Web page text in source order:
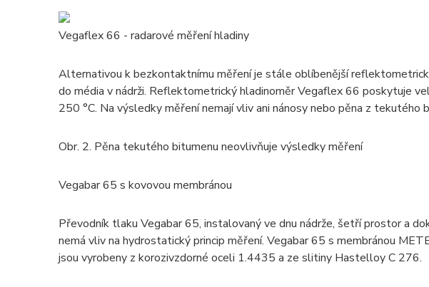
Vegaflex 66 - radarové měření hladiny
Alternativou k bezkontaktnímu měření je stále oblíbenější
do média v nádrži. Reflektometrický hladinoměr Vegaflex 66 poskytuje
250 °C. Na výsledky měření nemají vliv ani nánosy nebo pěna z
Obr. 2. Pěna tekutého bitumenu neovlivňuje výsledky měření
Vegabar 65 s kovovou membránou
Převodník tlaku Vegabar 65, instalovaný ve dnu nádrže, šetří prostor a
nemá vliv na hydrostatický princip měření. Vegabar 65 s membránou
jsou vyrobeny z korozivzdorné oceli 1.4435 a ze slitiny Hastelloy C 276.